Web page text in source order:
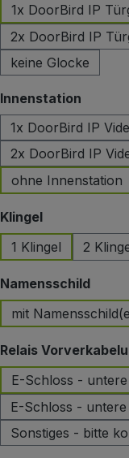
1x DoorBird IP
2x DoorBird IP
keine Glocke
Innenstation
1x DoorBird IP
2x DoorBird IP
ohne Innenstation
Klingelauswählen
1 Klingel
2
Namensschild
mit
Relais
E-Schloss -
E-Schloss -
Sonstiges - bitte